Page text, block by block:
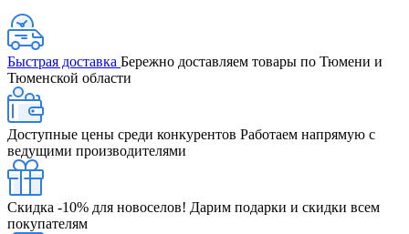
Быстрая доставка Бережно доставляем товары по Тюмени и
Тюменской области
Доступные цены среди конкурентов Работаем напрямую с
ведущими производителями
Скидка -10% для новоселов! Дарим подарки и скидки всем
покупателям